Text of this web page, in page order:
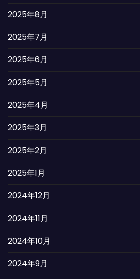
2025年8月
2025年7月
2025年6月
2025年5月
2025年4月
2025年3月
2025年2月
2025年1月
2024年12月
2024年11月
2024年10月
2024年9月